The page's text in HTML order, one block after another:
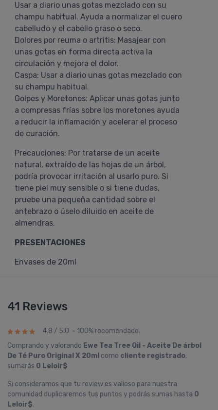
Usar a diario unas gotas mezclado con su
champu habitual. Ayuda a normalizar el cuero
cabelludo y el cabello graso o seco.
Dolores por reuma o artritis: Masajear con
unas gotas en forma directa activa la
circulación y mejora el dolor.
Caspa: Usar a diario unas gotas mezclado con
su champu habitual.
Golpes y Moretones: Aplicar unas gotas junto
a compresas frías sobre los moretones ayuda
a reducir la inflamación y acelerar el proceso
de curación.
Precauciones: Por tratarse de un aceite
natural, extraído de las hojas de un árbol,
podría provocar irritación al usarlo puro. Si
tiene piel muy sensible o si tiene dudas,
pruebe una pequeña cantidad sobre el
antebrazo o úselo diluido en aceite de
almendras.
PRESENTACIONES
Envases de 20ml
41 Reviews
4.8 / 5.0 - 100% recomendado.
Comprando y valorando Ewe Tea Tree Oil - Aceite De árbol
De Té Puro Original X 20ml como cliente registrado,
sumarás 0 Leloir$
Si consideramos que tu review es valioso para nuestra
comunidad duplicaremos tus puntos y podrás sumas hasta 0
Leloir$.